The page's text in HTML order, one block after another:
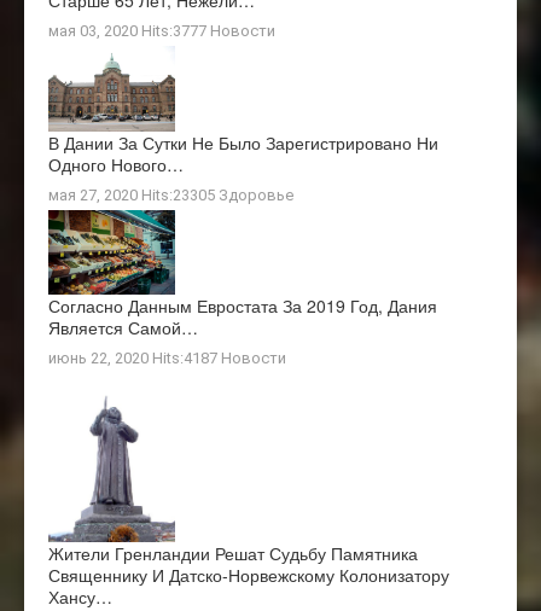
мая 03, 2020 Hits:3777 Новости
В Дании За Сутки Не Было Зарегистрировано Ни
Одного Нового…
мая 27, 2020 Hits:23305 Здоровье
Согласно Данным Евростата За 2019 Год, Дания
Является Самой…
июнь 22, 2020 Hits:4187 Новости
Жители Гренландии Решат Судьбу Памятника
Священнику И Датско-Норвежскому Колонизатору
Хансу…